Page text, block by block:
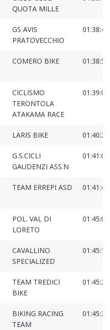
QUOTA MILLE
GS AVIS
PRATOVECCHIO
COMERO BIKE
CICLISMO
TERONTOLA
ATAKAMA RACE
LARIS BIKE
G.S.CICLI
GAUDENZI ASS.N
TEAM ERREPI ASD
POL. VAL DI
LORETO
CAVALLINO
SPECIALIZED
TEAM TREDICI
BIKE
BIKING RACING
TEAM